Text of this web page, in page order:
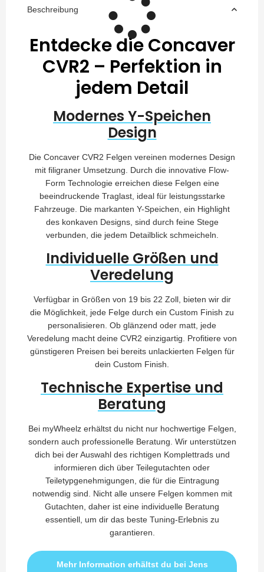
Beschreibung
Entdecke die Concaver
CVR2 – Perfektion in
jedem Detail
Modernes Y-Speichen
Design
Die Concaver CVR2 Felgen vereinen modernes Design
mit filigraner Umsetzung. Durch die innovative Flow-
Form Technologie erreichen diese Felgen eine
beeindruckende Traglast, ideal für leistungsstarke
Fahrzeuge. Die markanten Y-Speichen, ein Highlight
des konkaven Designs, sind durch feine Stege
verbunden, die jedem Detailblick schmeicheln.
Individuelle Größen und
Veredelung
Verfügbar in Größen von 19 bis 22 Zoll, bieten wir dir
die Möglichkeit, jede Felge durch ein Custom Finish zu
personalisieren. Ob glänzend oder matt, jede
Veredelung macht deine CVR2 einzigartig. Profitiere von
günstigeren Preisen bei bereits unlackierten Felgen für
dein Custom Finish.
Technische Expertise und
Beratung
Bei myWheelz erhältst du nicht nur hochwertige Felgen,
sondern auch professionelle Beratung. Wir unterstützen
dich bei der Auswahl des richtigen Komplettrads und
informieren dich über Teilegutachten oder
Teiletypgenehmigungen, die für die Eintragung
notwendig sind. Nicht alle unsere Felgen kommen mit
Gutachten, daher ist eine individuelle Beratung
essentiell, um dir das beste Tuning-Erlebnis zu
garantieren.
Mehr Information erhältst du bei Jens